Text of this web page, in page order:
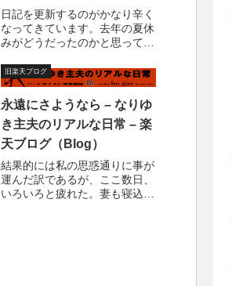
日記を更新するのがかなり辛く
なってきています。去年の夏休
みがどうだったのかと思って日
せんでした。(^_^;)やっぱり辛
かったのかはわかりません
が・・・まとまらない考えを書
く事は難しいのです。時間がた
っぷりあればま...
旧楽天ブログ
永遠にさようなら – なりゆ
き主夫のリアルな日常 – 楽
天ブログ（Blog）
結果的には私の思惑通りに事が
運んだ訳であるが、ここ数日、
いろいろと疲れた。妻も寝込ん